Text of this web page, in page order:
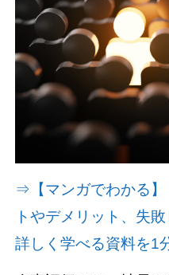
資料請求(無料)
⇒【マンガでわかる】
トやデメリット、失
詳しく学べる資料を1